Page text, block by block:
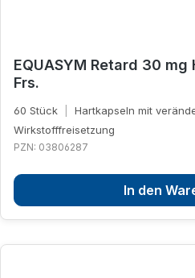
EQUASYM Retard 30
Frs.
60 Stück
Hartkapseln mit
Wirkstofffreisetzung
PZN: 03806287
In den